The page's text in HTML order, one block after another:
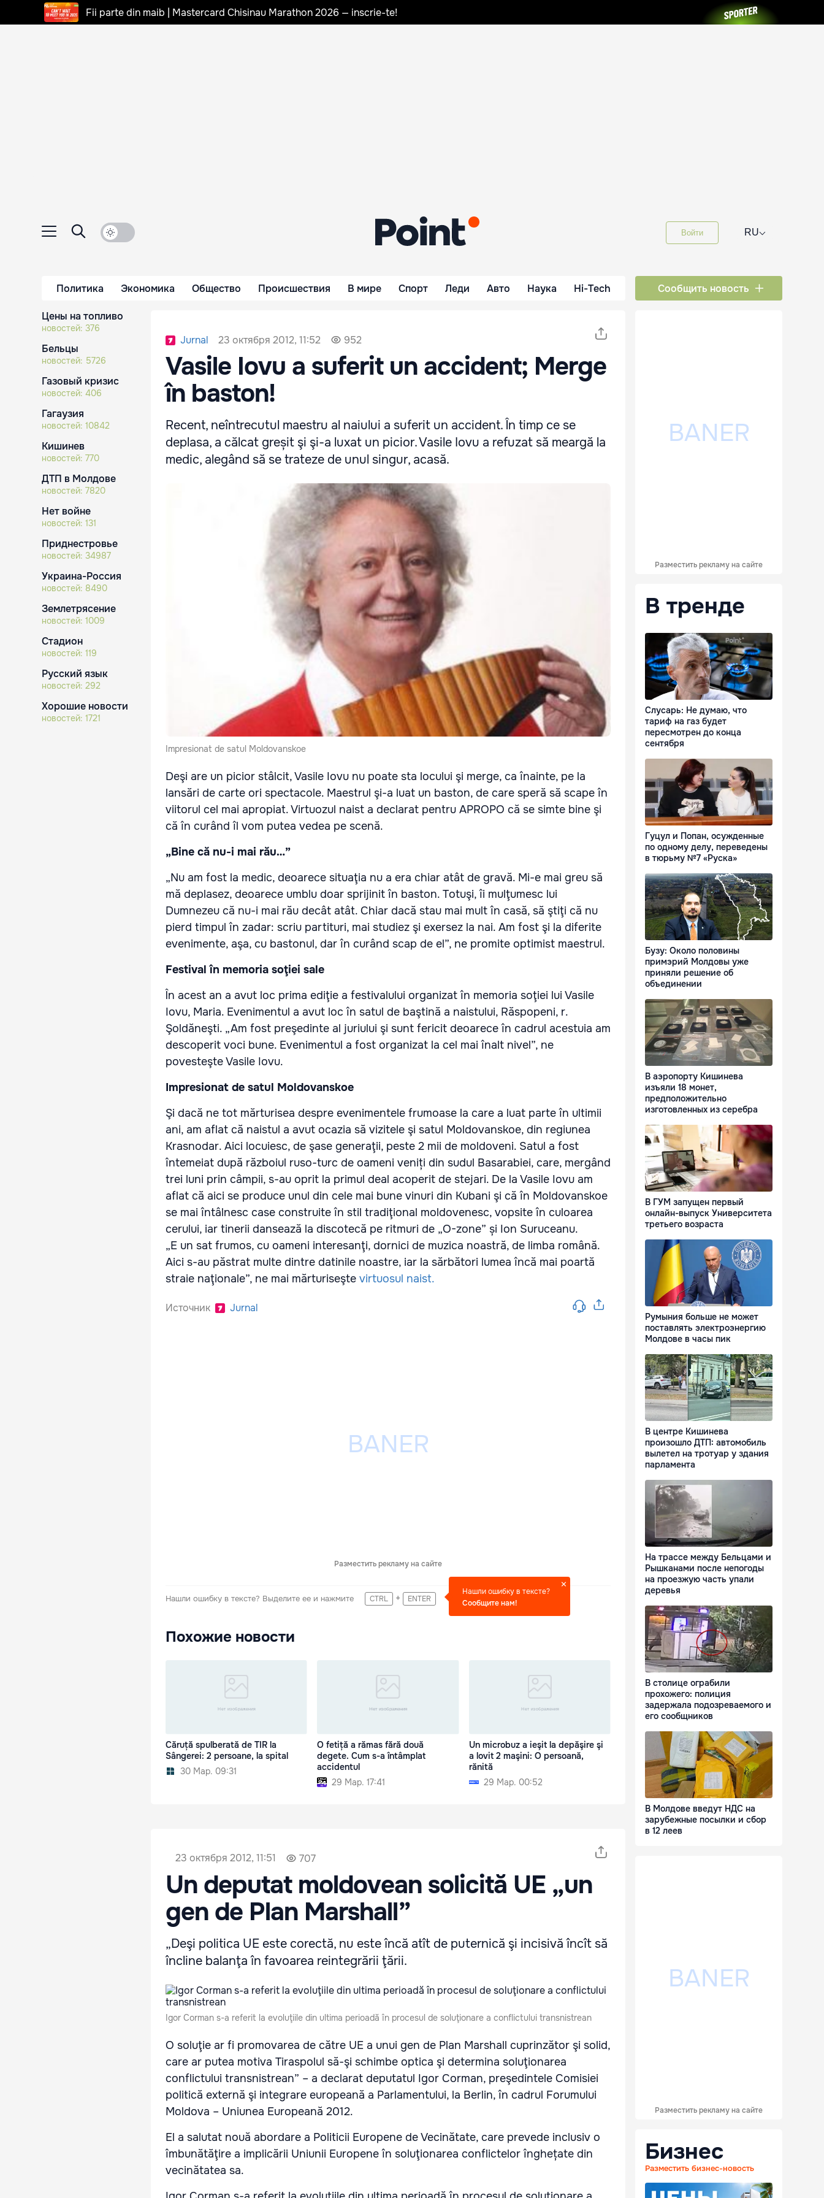
Fii parte din maib | Mastercard Chisinau Marathon 2026 — inscrie-te!
Войти RU⌵
Политика Экономика Общество Происшествия В мире Спорт Леди Авто Наука Hi-Tech Сообщить новость
Цены на топливо
новостей: 376
Бельцы
новостей: 5726
Газовый кризис
новостей: 406
Гагаузия
новостей: 10842
Кишинев
новостей: 770
ДТП в Молдове
новостей: 7820
Нет войне
новостей: 131
Приднестровье
новостей: 34987
Украина-Россия
новостей: 8490
Землетрясение
новостей: 1009
Стадион
новостей: 119
Русский язык
новостей: 292
Хорошие новости
новостей: 1721
Jurnal 23 октября 2012, 11:52 952
Vasile Iovu a suferit un accident; Merge
în baston!
Recent, neîntrecutul maestru al naiului a suferit un accident. În timp ce se
deplasa, a călcat greșit şi şi-a luxat un picior. Vasile Iovu a refuzat să meargă la
medic, alegând să se trateze de unul singur, acasă.
Impresionat de satul Moldovanskoe
Deşi are un picior stâlcit, Vasile Iovu nu poate sta locului şi merge, ca înainte, pe la
lansări de carte ori spectacole. Maestrul şi-a luat un baston, de care speră să scape în
viitorul cel mai apropiat. Virtuozul naist a declarat pentru APROPO că se simte bine şi
că în curând îl vom putea vedea pe scenă.
„Bine că nu-i mai rău…”
„Nu am fost la medic, deoarece situaţia nu a era chiar atât de gravă. Mi-e mai greu să
mă deplasez, deoarece umblu doar sprijinit în baston. Totuşi, îi mulţumesc lui
Dumnezeu că nu-i mai rău decât atât. Chiar dacă stau mai mult în casă, să ştiţi că nu
pierd timpul în zadar: scriu partituri, mai studiez şi exersez la nai. Am fost şi la diferite
evenimente, aşa, cu bastonul, dar în curând scap de el”, ne promite optimist maestrul.
Festival în memoria soţiei sale
În acest an a avut loc prima ediţie a festivalului organizat în memoria soţiei lui Vasile
Iovu, Maria. Evenimentul a avut loc în satul de baştină a naistului, Răspopeni, r.
Şoldăneşti. „Am fost preşedinte al juriului şi sunt fericit deoarece în cadrul acestuia am
descoperit voci bune. Evenimentul a fost organizat la cel mai înalt nivel”, ne
povesteşte Vasile Iovu.
Impresionat de satul Moldovanskoe
Şi dacă ne tot mărturisea despre evenimentele frumoase la care a luat parte în ultimii
ani, am aflat că naistul a avut ocazia să vizitele şi satul Moldovanskoe, din regiunea
Krasnodar. Aici locuiesc, de şase generaţii, peste 2 mii de moldoveni. Satul a fost
întemeiat după războiul ruso-turc de oameni veniți din sudul Basarabiei, care, mergând
trei luni prin câmpii, s-au oprit la primul deal acoperit de stejari. De la Vasile Iovu am
aflat că aici se produce unul din cele mai bune vinuri din Kubani şi că în Moldovanskoe
se mai întâlnesc case construite în stil tradiţional moldovenesc, vopsite în culoarea
cerului, iar tinerii dansează la discotecă pe ritmuri de „O-zone” și Ion Suruceanu.
„E un sat frumos, cu oameni interesanţi, dornici de muzica noastră, de limba română.
Aici s-au păstrat multe dintre datinile noastre, iar la sărbători lumea încă mai poartă
straie naţionale”, ne mai mărturiseşte virtuosul naist.
Источник Jurnal
Разместить рекламу на сайте
Нашли ошибку в тексте? Выделите ее и нажмите CTRL + ENTER
Нашли ошибку в тексте?
Сообщите нам!
Похожие новости
Căruță spulberată de TIR la
Sângerei: 2 persoane, la spital
30 Мар. 09:31
O fetiță a rămas fără două
degete. Cum s-a întâmplat
accidentul
29 Мар. 17:41
Un microbuz a ieşit la depăşire şi
a lovit 2 maşini: O persoană,
rănită
29 Мар. 00:52
23 октября 2012, 11:51 707
Un deputat moldovean solicită UE „un
gen de Plan Marshall”
„Deşi politica UE este corectă, nu este încă atît de puternică şi incisivă încît să
încline balanţa în favoarea reintegrării ţării.
Igor Corman s-a referit la evoluţiile din ultima perioadă în procesul de soluţionare a conflictului transnistrean
O soluţie ar fi promovarea de către UE a unui gen de Plan Marshall cuprinzător şi solid,
care ar putea motiva Tiraspolul să-şi schimbe optica şi determina soluţionarea
conflictului transnistrean” – a declarat deputatul Igor Corman, preşedintele Comisiei
politică externă şi integrare europeană a Parlamentului, la Berlin, în cadrul Forumului
Moldova – Uniunea Europeană 2012.
El a salutat nouă abordare a Politicii Europene de Vecinătate, care prevede inclusiv o
îmbunătăţire a implicării Uniunii Europene în soluţionarea conflictelor înghețate din
vecinătatea sa.
Разместить рекламу на сайте
В тренде
Слусарь: Не думаю, что
тариф на газ будет
пересмотрен до конца
сентября
Гуцул и Попан, осужденные
по одному делу, переведены
в тюрьму №7 «Руска»
Бузу: Около половины
примэрий Молдовы уже
приняли решение об
объединении
В аэропорту Кишинева
изъяли 18 монет,
предположительно
изготовленных из серебра
В ГУМ запущен первый
онлайн-выпуск Университета
третьего возраста
Румыния больше не может
поставлять электроэнергию
Молдове в часы пик
В центре Кишинева
произошло ДТП: автомобиль
вылетел на тротуар у здания
парламента
На трассе между Бельцами и
Рышканами после непогоды
на проезжую часть упали
деревья
В столице ограбили
прохожего: полиция
задержала подозреваемого и
его сообщников
В Молдове введут НДС на
зарубежные посылки и сбор
в 12 леев
Разместить рекламу на сайте
Бизнес
Разместить бизнес-новость